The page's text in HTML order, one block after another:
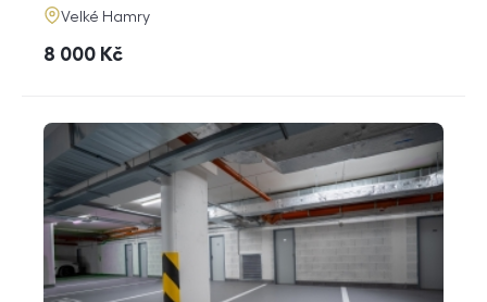
adresa
Velké Hamry
cena
8 000 Kč